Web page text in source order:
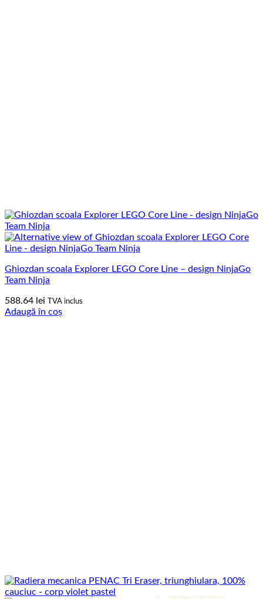
Ghiozdan scoala Explorer LEGO Core Line – design NinjaGo
Team Ninja
588.64 lei TVA inclus
Adaugă în coș